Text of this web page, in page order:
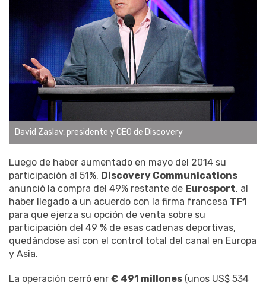
David Zaslav, presidente y CEO de Discovery
Luego de haber aumentado en mayo del 2014 su
participación al 51%, Discovery Communications
anunció la compra del 49% restante de Eurosport, al
haber llegado a un acuerdo con la firma francesa TF1
para que ejerza su opción de venta sobre su
participación del 49 % de esas cadenas deportivas,
quedándose así con el control total del canal en Europa
y Asia.
La operación cerró enr € 491 millones (unos US$ 534